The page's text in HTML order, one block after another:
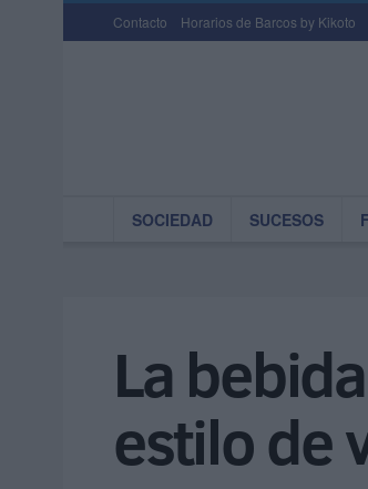
Contacto Horarios de Barcos by Kikoto
SOCIEDAD SUCESOS
La
estilo de